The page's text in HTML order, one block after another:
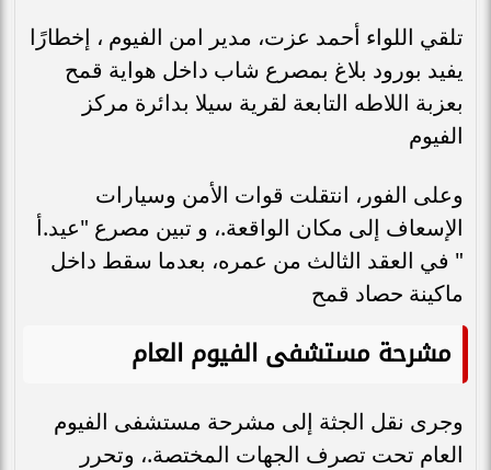
تلقي اللواء أحمد عزت، مدير امن الفيوم ، إخطارًا
يفيد بورود بلاغ بمصرع شاب داخل هواية قمح
بعزبة اللاطه التابعة لقرية سيلا بدائرة مركز
الفيوم
وعلى الفور، انتقلت قوات الأمن وسيارات
الإسعاف إلى مكان الواقعة.، و تبين مصرع "عيد.أ
" في العقد الثالث من عمره، بعدما سقط داخل
ماكينة حصاد قمح
مشرحة مستشفى الفيوم العام
وجرى نقل الجثة إلى مشرحة مستشفى الفيوم
العام تحت تصرف الجهات المختصة.، وتحرر